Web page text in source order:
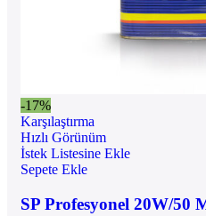
-17%
Karşılaştırma
Hızlı Görünüm
İstek Listesine Ekle
Sepete Ekle
SP Profesyonel 20W/50